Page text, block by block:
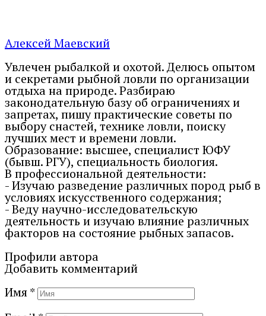
Алексей Маевский
Увлечен рыбалкой и охотой. Делюсь опытом
и секретами рыбной ловли по организации
отдыха на природе. Разбираю
законодательную базу об ограничениях и
запретах, пишу практические советы по
выбору снастей, технике ловли, поиску
лучших мест и времени ловли.
Образование: высшее, специалист ЮФУ
(бывш. РГУ), специальность биология.
В профессиональной деятельности:
- Изучаю разведение различных пород рыб в
условиях искусственного содержания;
- Веду научно-исследовательскую
деятельность и изучаю влияние различных
факторов на состояние рыбных запасов.
Профили автора
Добавить комментарий
Имя*